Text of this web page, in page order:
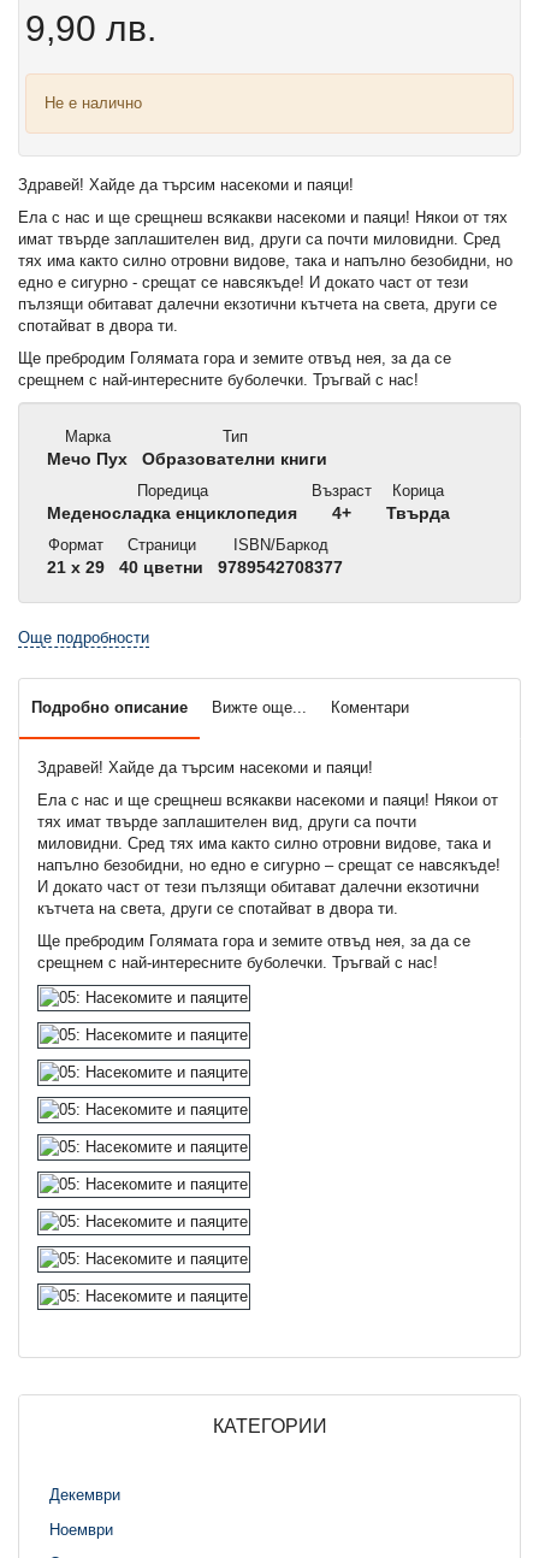
9,90 лв.
Не е налично
Здравей! Хайде да търсим насекоми и паяци!
Ела с нас и ще срещнеш всякакви насекоми и паяци! Някои от тях
имат твърде заплашителен вид, други са почти миловидни. Сред
тях има както силно отровни видове, така и напълно безобидни, но
едно е сигурно - срещат се навсякъде! И докато част от тези
пълзящи обитават далечни екзотични кътчета на света, други се
спотайват в двора ти.
Ще пребродим Голямата гора и земите отвъд нея, за да се
срещнем с най-интересните буболечки. Тръгвай с нас!
Марка
Мечо Пух
Тип
Образователни книги
Поредица
Меденосладка енциклопедия
Възраст
4+
Корица
Твърда
Формат
21 x 29
Страници
40 цветни
ISBN/Баркод
9789542708377
Още подробности
Подробно описание Вижте още... Коментари
Здравей! Хайде да търсим насекоми и паяци!
Ела с нас и ще срещнеш всякакви насекоми и паяци! Някои от
тях имат твърде заплашителен вид, други са почти
миловидни. Сред тях има както силно отровни видове, така и
напълно безобидни, но едно е сигурно – срещат се навсякъде!
И докато част от тези пълзящи обитават далечни екзотични
кътчета на света, други се спотайват в двора ти.
Ще пребродим Голямата гора и земите отвъд нея, за да се
срещнем с най-интересните буболечки. Тръгвай с нас!
КАТЕГОРИИ
Декември
Ноември